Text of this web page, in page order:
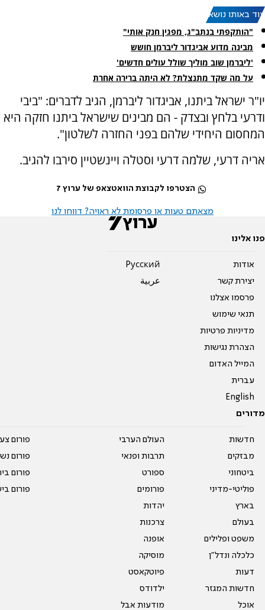
עוד באותו נושא:
"הותקפתי בנתב"ג, מפגין חנק אותי"
מבינה מדוע אביגדור ליברמן חושש
'ליברמן שוב מוליך שולל עולים חדשים'
על מה שקד מתנצלת? לא היתה ברירה אחרת
יו"ר ישראל ביתנו, אביגדור ליברמן, הגיב לדברים: "ביבי
ודרעי בלחץ ובצדק - הם מבינים שישראל ביתנו חזקה היא
המחסום היחידי שלהם בפני החזרה לשלטון".
אריה דרעי, שלמה דרעי וסטלה ויינשטיין סירבו להגיב.
הצטרפו לקבוצת הוואטצאפ של ערוץ 7
מצאתם טעות או פרסומת לא ראויה? דווחו לנו
פנו אלינו
אודות
יצירת קשר
פרסמו אצלנו
תנאי שימוש
מדיניות פרטיות
הצהרת נגישות
המייל האדום
עברית
English
Pусский
عربية
מדורים
חדשות
מבזקים
ביטחוני
פוליטי-מדיני
בארץ
בעולם
משפט ופלילים
כלכלה ונדל"ן
דעות
חדשות המגזר
אוכל
העולם הערבי
תרבות ופנאי
ספורט
פורומים
יהדות
צרכנות
אופנה
מוסיקה
פיוטקאסט
ילדודס
מודעות אבל
פורום
פורום
פורום
פורום